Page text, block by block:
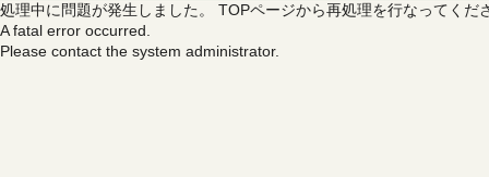
処理中に問題が発生しました。 TOPページから再処理を行なってくだ
A fatal error occurred.
Please contact the system administrator.